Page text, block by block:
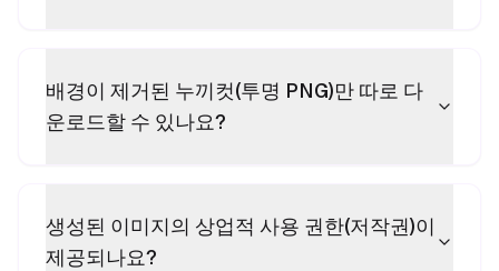
배경이 제거된 누끼컷(투명 PNG)만 따로 다
운로드할 수 있나요?
생성된 이미지의 상업적 사용 권한(저작권)이
제공되나요?